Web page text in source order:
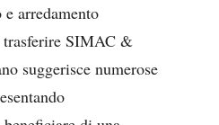
arredamento
SIMAC &
suggerisce numerose